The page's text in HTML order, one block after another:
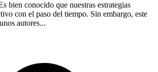
bien conocido que nuestras estrategias
con el paso del tiempo. Sin embargo, este
autores...